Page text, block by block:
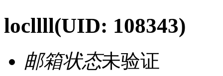
locllll(UID: 108343)
邮箱状态未验证